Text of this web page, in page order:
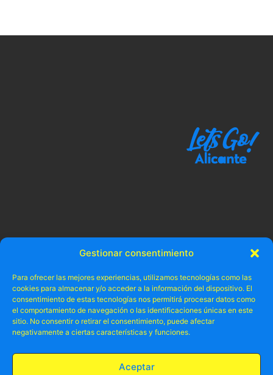
Gestionar consentimiento
Para ofrecer las mejores experiencias, utilizamos tecnologías como las
cookies para almacenar y/o acceder a la información del dispositivo. El
consentimiento de estas tecnologías nos permitirá procesar datos como
el comportamiento de navegación o las identificaciones únicas en este
sitio. No consentir o retirar el consentimiento, puede afectar
negativamente a ciertas características y funciones.
Aceptar